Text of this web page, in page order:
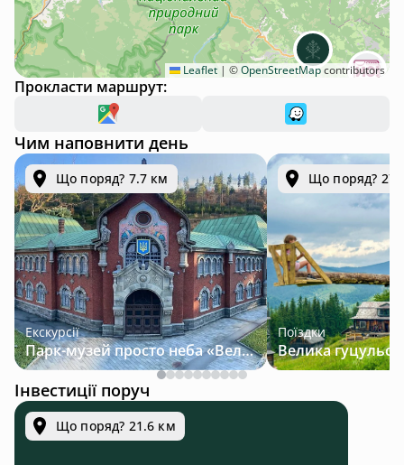
Leaflet | ©OpenStreetMapcontributors
Прокласти маршрут:
Чим наповнити день
Що поряд? 7.7 км
Екскурсії
Парк-музей просто неба «Велична Україна»
Що поряд?
Поїздки
Інвестиції поруч
Що поряд? 21.6 км